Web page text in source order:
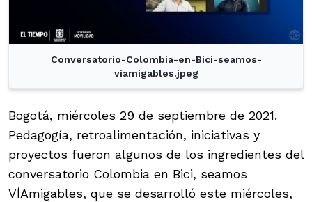
Conversatorio-Colombia-en-Bici-seamos-
viamigables.jpeg
Bogotá, miércoles 29 de septiembre de 2021.
Pedagogía, retroalimentación, iniciativas y
proyectos fueron algunos de los ingredientes del
conversatorio Colombia en Bici, seamos
VÍAmigables, que se desarrolló este miércoles,